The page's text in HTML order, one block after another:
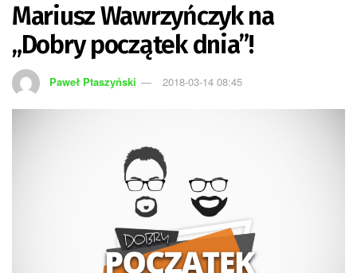
Mariusz Wawrzyńczyk na
„Dobry początek dnia”!
Paweł Ptaszyński 2018-03-14 08:45